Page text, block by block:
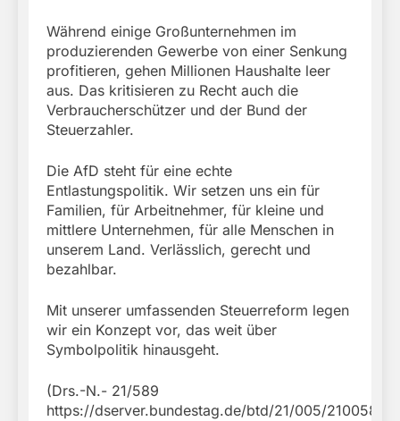
Während einige Großunternehmen im
produzierenden Gewerbe von einer Senkung
profitieren, gehen Millionen Haushalte leer
aus. Das kritisieren zu Recht auch die
Verbraucherschützer und der Bund der
Steuerzahler.
Die AfD steht für eine echte
Entlastungspolitik. Wir setzen uns ein für
Familien, für Arbeitnehmer, für kleine und
mittlere Unternehmen, für alle Menschen in
unserem Land. Verlässlich, gerecht und
bezahlbar.
Mit unserer umfassenden Steuerreform legen
wir ein Konzept vor, das weit über
Symbolpolitik hinausgeht.
(Drs.-N.- 21/589
https://dserver.bundestag.de/btd/21/005/